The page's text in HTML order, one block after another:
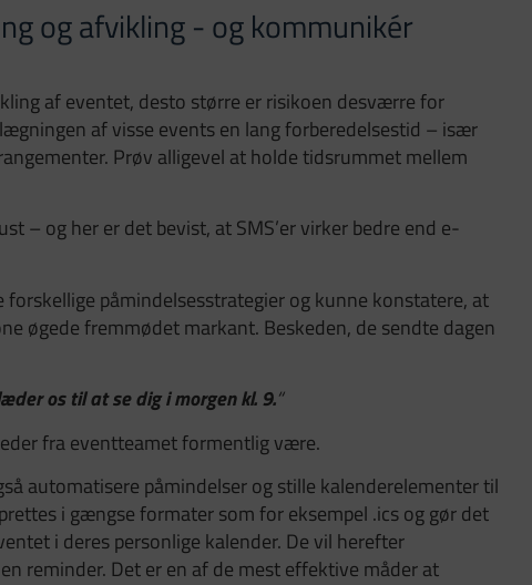
og afvikling - og kommunikér
af eventet, desto større er risikoen desværre for
af visse events en lang forberedelsestid – især
Prøv alligevel at holde tidsrummet mellem
– og her er det bevist, at SMS’er virker bedre end e-
påmindelsesstrategier og kunne konstatere, at
øgede fremmødet markant. Beskeden, de sendte dagen
os til at se dig i morgen kl. 9.“
fra eventteamet formentlig være.
automatisere påmindelser og stille kalenderelementer til
i gængse formater som for eksempel .ics og gør det
i deres personlige kalender. De vil herefter
reminder. Det er en af de mest effektive måder at